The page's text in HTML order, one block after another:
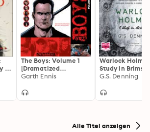
to
The Boys: Volume 1
[Dramatized
Adaptation]
Garth Ennis
Warlock
Study in
Study in
G.S. Denning
Alle Titel anzeigen